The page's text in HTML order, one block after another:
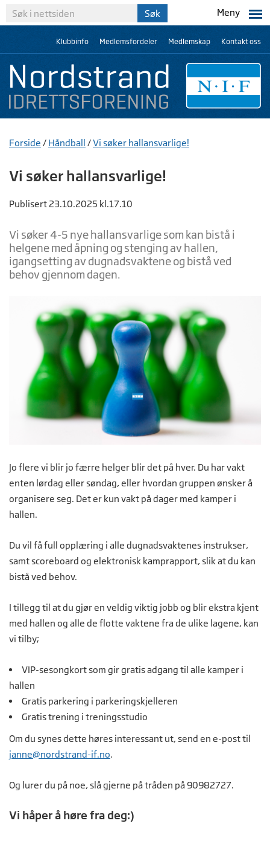
Meny
Klubbinfo Medlemsfordeler Medlemskap Kontakt oss
Forside / Håndball /Vi søker hallansvarlige!
Vi søker hallansvarlige!
Publisert 23.10.2025 kl.17.10
Vi søker 4-5 nye hallansvarlige som kan bistå i
helgene med åpning og stenging av hallen,
igangsetting av dugnadsvaktene og bistå ved
behov gjennom dagen.
Jo flere vi blir jo færre helger blir det på hver. Du har vakt
enten lørdag eller søndag, eller hvordan gruppen ønsker å
organisere seg. Det er kun vakt på dager med kamper i
hallen.
Du vil få full opplæring i alle dugnadsvaktenes instrukser,
samt scoreboard og elektronisk kamprapport, slik at du kan
bistå ved behov.
I tillegg til at du gjør en veldig viktig jobb og blir ekstra kjent
med hallen og alle de flotte vaktene fra de ulike lagene, kan
vi tilby;
VIP-sesongkort som gir gratis adgang til alle kamper i
hallen
Gratis parkering i parkeringskjelleren
Gratis trening i treningsstudio
Om du synes dette høres interessant ut, send en e-post til
janne@nordstrand-if.no.
Og lurer du på noe, slå gjerne på tråden på 90982727.
Vi håper å høre fra deg:)